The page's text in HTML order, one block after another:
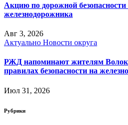
Акцию по дорожной
железнодорожника
Авг 3, 2026
Актуально Новости округа
РЖД напоминают жителям
правилах безопасности на
Июл 31, 2026
Рубрики